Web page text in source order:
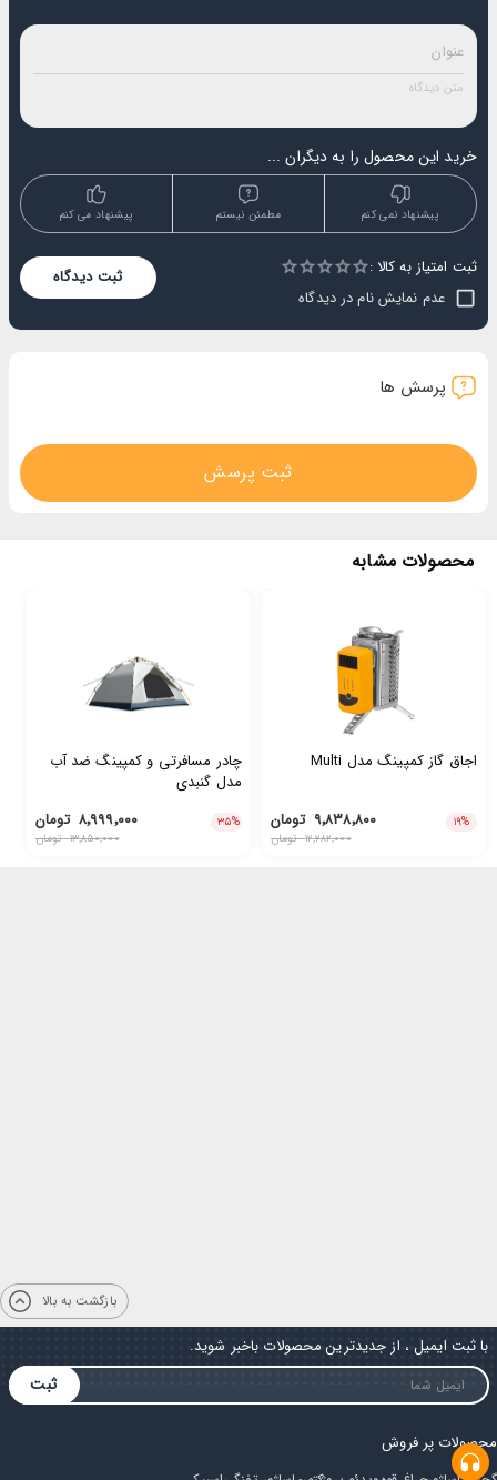
خرید این محصول را به دیگران ...
پیشنهاد می کنم مطمئن نیستم پیشنهاد نمی کنم
ثبت امتیاز به کالا :
1 Star
2 Stars
3 Stars
4 Stars
5 Stars
Empty
عدم نمایش نام در دیدگاه
ثبت دیدگاه
پرسش ها
ثبت پرسش
محصولات مشابه
اجاق گاز کمپینگ مدل Multi
۱۹% ۹٬۸۳۸٬۸۰۰ تومان
۱۲٬۲۸۲٬۰۰۰تومان
چادر مسافرتی و کمپینگ ضد آب
مدل گنبدی
۳۵% ۸٬۹۹۹٬۰۰۰ تومان
۱۳٬۸۵۰٬۰۰۰تومان
بازگشت به بالا
با ثبت ایمیل ، از جدیدترین محصولات باخبر شوید.
ثبت
محصولات پر فروش